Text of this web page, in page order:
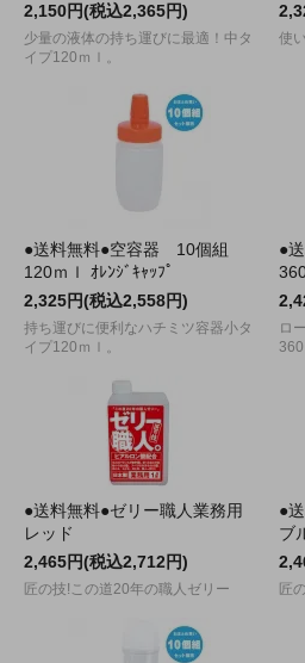
2,150円(税込2,365円)
少量の液体の持ち運びに最適！中タ
イプ120ｍｌ。
使
●送料無料●空容器 10個組
120ｍｌ ｵﾚﾝｼﾞｷｬｯﾌﾟ
2,325円(税込2,558円)
持ち運びに便利なハチミツ容器小タ
イプ120ｍｌ。
●
ロ
360
●送料無料●ゼリー職人業務用
レッド
2,465円(税込2,712円)
匠の技!この道20年の職人ゼリー
●
ブ
匠